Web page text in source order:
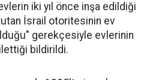
evlerin iki yıl önce inşa edildiği
İsrail otoritesinin ev
gerekçesiyle evlerinin
ilettiği bildirildi.